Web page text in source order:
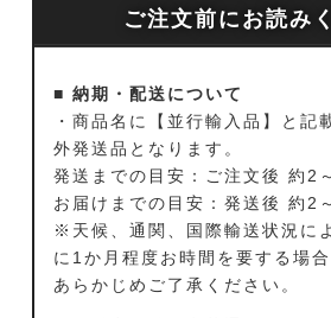
ご注文前にお読み
■ 納期・配送について
・商品名に【並行輸入品】と記
外発送品となります。
発送までの目安：ご注文後 約2
お届けまでの目安：発送後 約2
※天候、通関、国際輸送状況に
に1か月程度お時間を要する場合
あらかじめご了承ください。